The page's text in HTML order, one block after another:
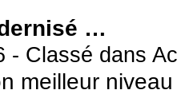
…
- Classé dans
meilleur